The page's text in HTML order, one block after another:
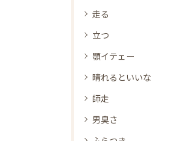
走る
立つ
顎イテェー
晴れるといいな
師走
男臭さ